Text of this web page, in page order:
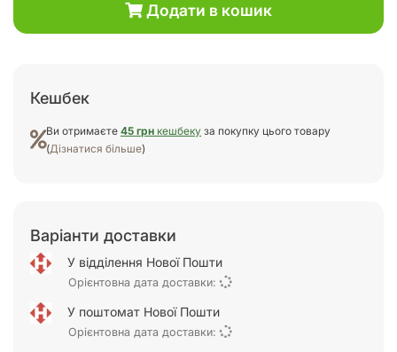
Додати в кошик
Кешбек
Ви отримаєте 45 грн кешбеку за покупку цього товару
(Дізнатися більше)
Варіанти доставки
У відділення Нової Пошти
Орієнтовна дата доставки:
У поштомат Нової Пошти
Орієнтовна дата доставки: